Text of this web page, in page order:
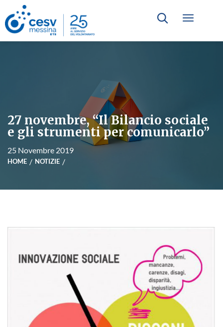
27 novembre, “Il Bilancio sociale
e gli strumenti per comunicarlo”
25 Novembre 2019
HOME NOTIZIE